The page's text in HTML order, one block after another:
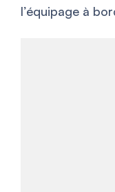
l’équipage à